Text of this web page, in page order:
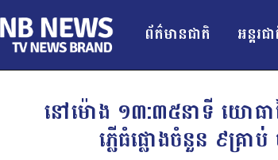
ព័ត៌មានជាតិ អន្ដរជ
នៅម៉ោង ១៣:៣៥នាទី យោធាថ
ភ្លើធំផ្លោងចំនួន ៩គ្រ